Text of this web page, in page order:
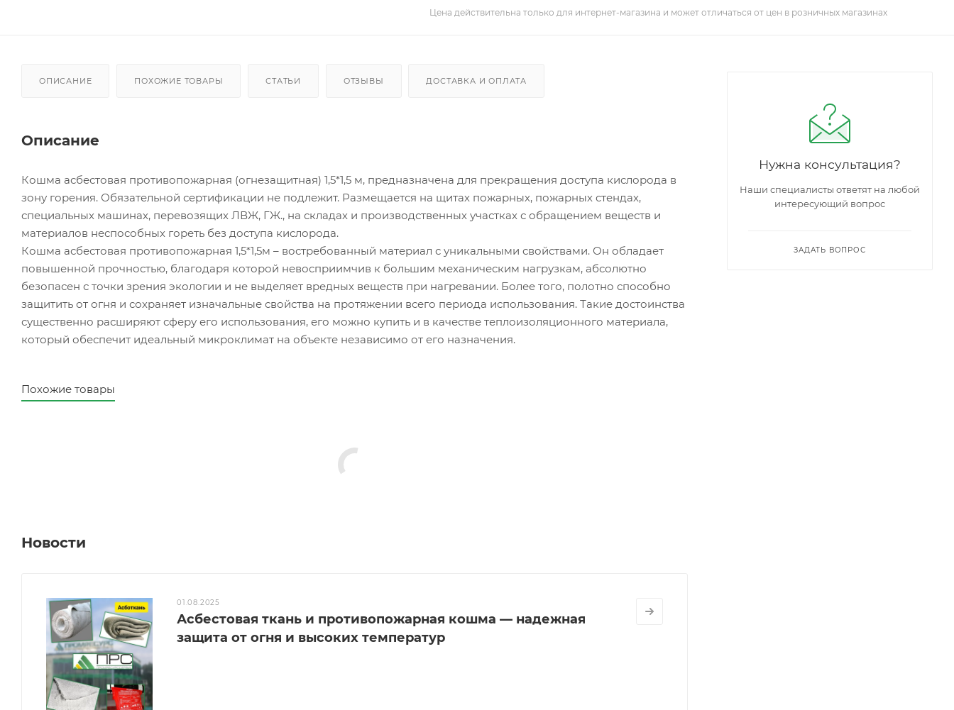
Цена действительна только для интернет-магазина и может отличаться от цен в розничных магазинах
ОПИСАНИЕ ПОХОЖИЕ ТОВАРЫ СТАТЬИ ОТЗЫВЫ ДОСТАВКА И ОПЛАТА
Описание
Кошма асбестовая противопожарная (огнезащитная) 1,5*1,5 м, предназначена для прекращения доступа кислорода в
зону горения. Обязательной сертификации не подлежит. Размещается на щитах пожарных, пожарных стендах,
специальных машинах, перевозящих ЛВЖ, ГЖ., на складах и производственных участках с обращением веществ и
материалов неспособных гореть без доступа кислорода.
Кошма асбестовая противопожарная 1,5*1,5м – востребованный материал с уникальными свойствами. Он обладает
повышенной прочностью, благодаря которой невосприимчив к большим механическим нагрузкам, абсолютно
безопасен с точки зрения экологии и не выделяет вредных веществ при нагревании. Более того, полотно способно
защитить от огня и сохраняет изначальные свойства на протяжении всего периода использования. Такие достоинства
существенно расширяют сферу его использования, его можно купить и в качестве теплоизоляционного материала,
который обеспечит идеальный микроклимат на объекте независимо от его назначения.
Похожие товары
Новости
01.08.2025
Асбестовая ткань и противопожарная кошма — надежная
защита от огня и высоких температур
Нужна консультация?
Наши специалисты ответят на любой
интересующий вопрос
ЗАДАТЬ ВОПРОС